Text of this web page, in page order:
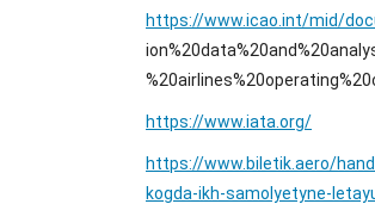
https://www.icao.int/mid/
https://www.iata.org/
https://www.biletik.aero/
kogda-ikh-samolyetyne-